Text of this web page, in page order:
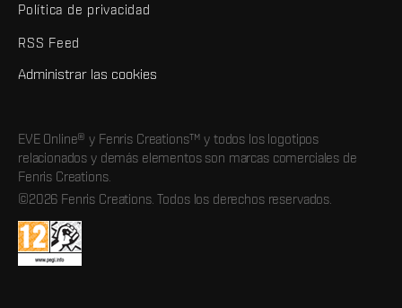
Política de privacidad
RSS Feed
Administrar las cookies
EVE Online® y Fenris Creations™ y todos los logotipos
relacionados y demás elementos son marcas comerciales de
Fenris Creations.
©2026 Fenris Creations. Todos los derechos reservados.